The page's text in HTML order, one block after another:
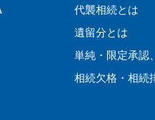
代襲相続とは
遺留分とは
単純・限定承認
相続欠格・相続